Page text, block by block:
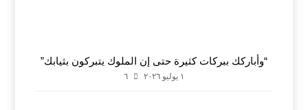
“وأباركك ببركات كثيرة حتى إن الملوك يتبركون بثيابك”
١ يوليو ٢٠٢٦ ٦